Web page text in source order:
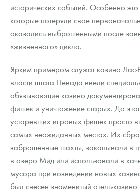
исторических событий. Особенно
которые потеряли свое
оказались выброшенными после
«жизненного» цикла.
Ярким примером служат казино
власти штата Невада ввели
обязывающие казино
фишек и уничтожение старых. До
устаревших игровых фишек просто
самых неожиданных местах. Их
заброшенные шахты, закапывали в
в озеро Мид или использовали в
мусора при возведении новых
был снесен знаменитый отель-